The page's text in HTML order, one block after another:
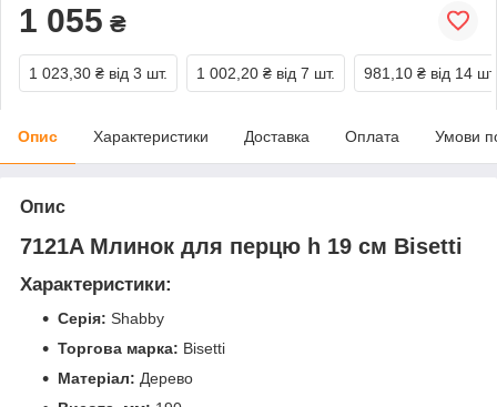
1 055 ₴
1 023,30 ₴ від 3 шт. 1 002,20 ₴ від 7 шт. 981,10 ₴ від 14 шт.
Опис Характеристики Доставка Оплата Умови
Опис
7121A Млинок для перцю h 19 см Bisetti
Характеристики:
Серія: Shabby
Торгова марка: Bisetti
Матеріал: Дерево